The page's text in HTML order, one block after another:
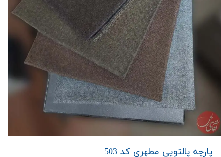
پارچه پالتویی مطهری کد 503